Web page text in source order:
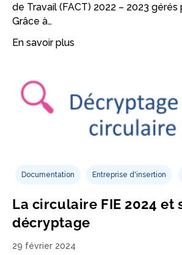
de Travail (FACT) 2022 – 2023 gérés
Grâce à…
En savoir plus
Documentation Entreprise d'insertion
La circulaire FIE 2024 et
décryptage
29 février 2024